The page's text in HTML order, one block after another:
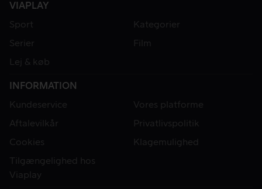
VIAPLAY
Sport
Kategorier
Serier
Film
Lej & køb
INFORMATION
Kundeservice
Vores platforme
Aftalevilkår
Privatlivspolitik
Cookies
Klagemulighed
Tilgængelighed hos
Viaplay